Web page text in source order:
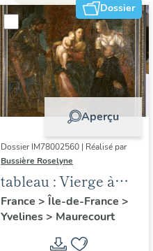
Dossier
Aperçu
Dossier IM78002560 | Réalisé par
Bussière Roselyne
tableau : Vierge à
l'Enfant entre sainte
Justine et saint
Georges avec un
France > Île-de-France >
Yvelines> Maurecourt